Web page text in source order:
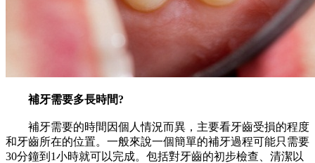
補牙需要多長時間?
補牙需要的時間因個人情況而異，主要看牙齒受損的程度
和牙齒所在的位置。一般來說一個簡單的補牙過程可能只需要
30分鐘到1小時就可以完成。包括對牙齒的初步檢查、清潔以